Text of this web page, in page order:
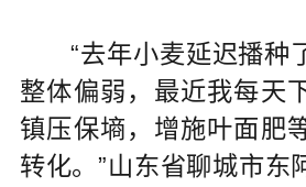
“去年小麦延迟播种
整体偏弱，最近我每天
镇压保墒，增施叶面肥
转化。”山东省聊城市东